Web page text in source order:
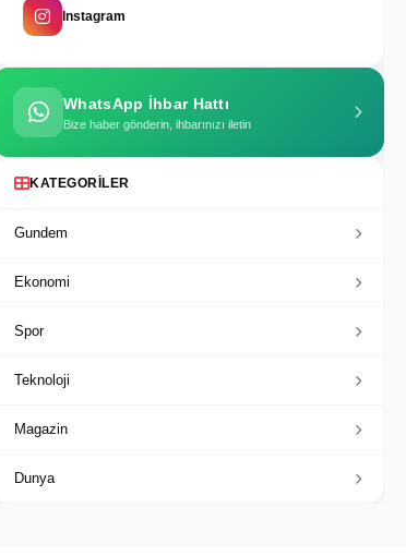
Instagram
WhatsApp İhbar Hattı
Bize haber gönderin, ihbarınızı iletin
KATEGORILER
Gundem
Ekonomi
Spor
Teknoloji
Magazin
Dunya